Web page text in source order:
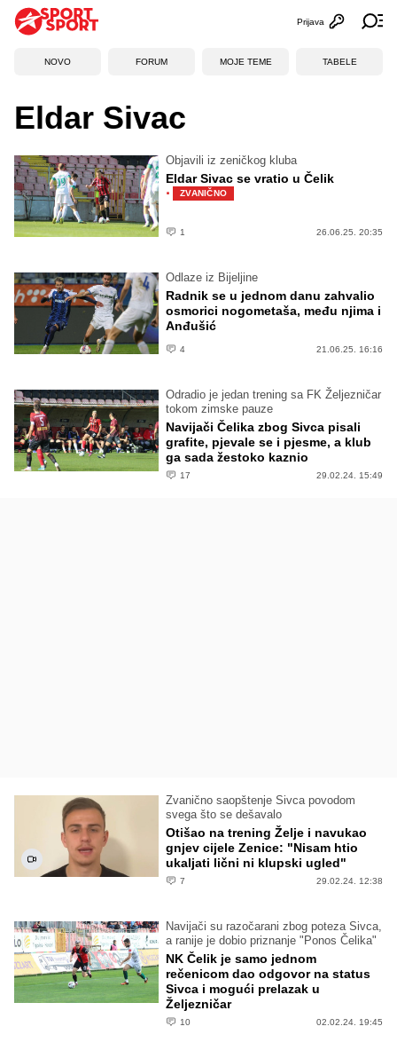
Otvori
Prijava
NOVO FORUM MOJE TEME TABELE
Eldar Sivac
Objavili iz zeničkog kluba
Eldar Sivac se vratio u Čelik
· ZVANIČNO
1 26.06.25. 20:35
Odlaze iz Bijeljine
Radnik se u jednom danu zahvalio
osmorici nogometaša, među njima i
Anđušić
4 21.06.25. 16:16
Odradio je jedan trening sa FK Željezničar
tokom zimske pauze
Navijači Čelika zbog Sivca pisali
grafite, pjevale se i pjesme, a klub
ga sada žestoko kaznio
17 29.02.24. 15:49
Zvanično saopštenje Sivca povodom
svega što se dešavalo
Otišao na trening Želje i navukao
gnjev cijele Zenice: "Nisam htio
ukaljati lični ni klupski ugled"
7 29.02.24. 12:38
Navijači su razočarani zbog poteza Sivca,
a ranije je dobio priznanje "Ponos Čelika"
NK Čelik je samo jednom
rečenicom dao odgovor na status
Sivca i mogući prelazak u
Željezničar
10 02.02.24. 19:45